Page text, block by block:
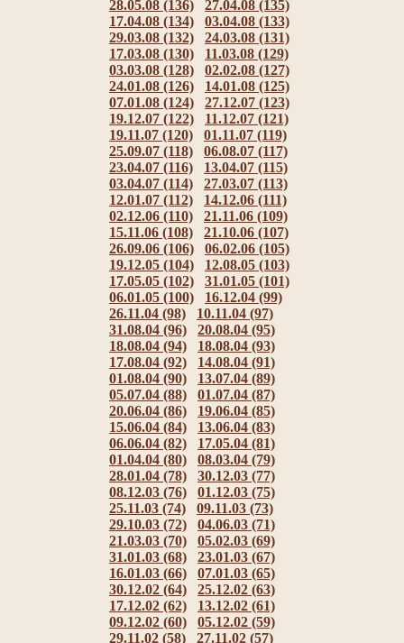
28.05.08 (136)
27.04.08 (135)
17.04.08 (134)
03.04.08 (133)
29.03.08 (132)
24.03.08 (131)
17.03.08 (130)
11.03.08 (129)
03.03.08 (128)
02.02.08 (127)
24.01.08 (126)
14.01.08 (125)
07.01.08 (124)
27.12.07 (123)
19.12.07 (122)
11.12.07 (121)
19.11.07 (120)
01.11.07 (119)
25.09.07 (118)
06.08.07 (117)
23.04.07 (116)
13.04.07 (115)
03.04.07 (114)
27.03.07 (113)
12.01.07 (112)
14.12.06 (111)
02.12.06 (110)
21.11.06 (109)
15.11.06 (108)
21.10.06 (107)
26.09.06 (106)
06.02.06 (105)
19.12.05 (104)
12.08.05 (103)
17.05.05 (102)
31.01.05 (101)
06.01.05 (100)
16.12.04 (99)
26.11.04 (98)
10.11.04 (97)
31.08.04 (96)
20.08.04 (95)
18.08.04 (94)
18.08.04 (93)
17.08.04 (92)
14.08.04 (91)
01.08.04 (90)
13.07.04 (89)
05.07.04 (88)
01.07.04 (87)
20.06.04 (86)
19.06.04 (85)
15.06.04 (84)
13.06.04 (83)
06.06.04 (82)
17.05.04 (81)
01.04.04 (80)
08.03.04 (79)
28.01.04 (78)
30.12.03 (77)
08.12.03 (76)
01.12.03 (75)
25.11.03 (74)
09.11.03 (73)
29.10.03 (72)
04.06.03 (71)
21.03.03 (70)
05.02.03 (69)
31.01.03 (68)
23.01.03 (67)
16.01.03 (66)
07.01.03 (65)
30.12.02 (64)
25.12.02 (63)
17.12.02 (62)
13.12.02 (61)
09.12.02 (60)
05.12.02 (59)
29.11.02 (58)
27.11.02 (57)